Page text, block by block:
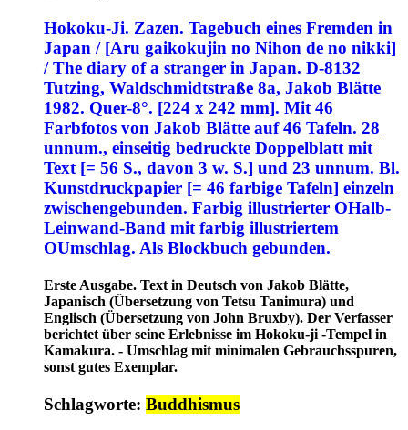
Hokoku-Ji. Zazen. Tagebuch eines Fremden in
Japan / [Aru gaikokujin no Nihon de no nikki]
/ The diary of a stranger in Japan. D-8132
Tutzing, Waldschmidtstraße 8a, Jakob Blätte
1982. Quer-8°. [224 x 242 mm]. Mit 46
Farbfotos von Jakob Blätte auf 46 Tafeln. 28
unnum., einseitig bedruckte Doppelblatt mit
Text [= 56 S., davon 3 w. S.] und 23 unnum. Bl.
Kunstdruckpapier [= 46 farbige Tafeln] einzeln
zwischengebunden. Farbig illustrierter OHalb-
Leinwand-Band mit farbig illustriertem
OUmschlag. Als Blockbuch gebunden.
Erste Ausgabe. Text in Deutsch von Jakob Blätte,
Japanisch (Übersetzung von Tetsu Tanimura) und
Englisch (Übersetzung von John Bruxby). Der Verfasser
berichtet über seine Erlebnisse im Hokoku-ji -Tempel in
Kamakura. - Umschlag mit minimalen Gebrauchsspuren,
sonst gutes Exemplar.
Schlagworte: Buddhismus